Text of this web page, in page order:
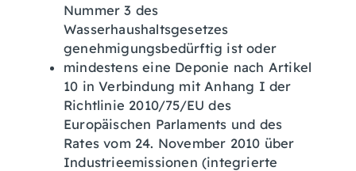
Nummer 3 des
Wasserhaushaltsgesetzes
genehmigungsbedürftig ist oder
mindestens eine Deponie nach Artikel
10 in Verbindung mit Anhang I der
Richtlinie 2010/75/EU des
Europäischen Parlaments und des
Rates vom 24. November 2010 über
Industrieemissionen (integrierte